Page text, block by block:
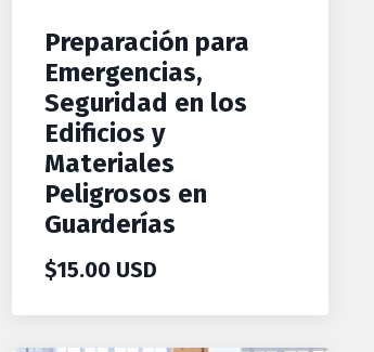
Preparación para
Emergencias,
Seguridad en los
Edificios y
Materiales
Peligrosos en
Guarderías
$15.00 USD